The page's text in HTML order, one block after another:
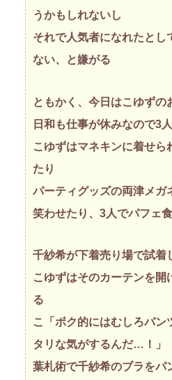
うかもしれないし
それで人気者になれたとし
ない、と嫌がる
ともかく、今日はこゆずの
日和も仕事が休みなので3
こゆずはマネキンに着せら
たり
パーティグッズの両津メガ
笑わせたり、3人でパフェ
千紗希が下着売り場で試着
こゆずはそのカーテンを開
る
こ「ボク的にはむしろパン
タリな気がするんだ…！」
葉札術で千紗希のブラをパ